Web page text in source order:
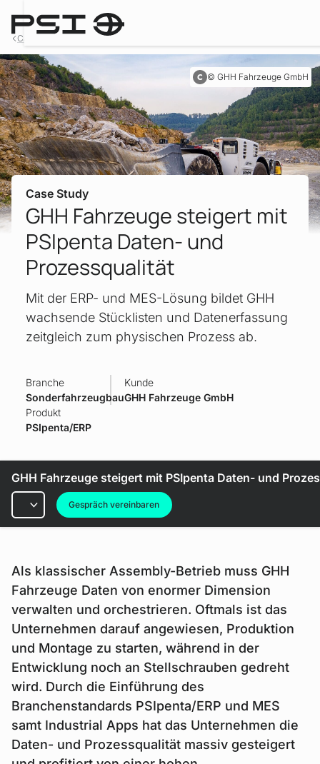
Case Studies
GHH Fahrzeuge GmbH
Case Study
GHH Fahrzeuge steigert mit
PSIpenta Daten- und
Prozessqualität
Mit der ERP- und MES-Lösung bildet GHH
wachsende Stücklisten und Datenerfassung
zeitgleich zum physischen Prozess ab.
Branche
Sonderfahrzeugbau
Kunde
GHH Fahrzeuge GmbH
Produkt
PSIpenta/ERP
GHH Fahrzeuge steigert mit PSIpenta Daten- und
Rubriken
Gespräch vereinbaren
Als klassischer Assembly-Betrieb muss GHH
Fahrzeuge Daten von enormer Dimension
verwalten und orchestrieren. Oftmals ist das
Unternehmen darauf angewiesen, Produktion
und Montage zu starten, während in der
Entwicklung noch an Stellschrauben gedreht
wird. Durch die Einführung des
Branchenstandards PSIpenta/ERP und MES
samt Industrial Apps hat das Unternehmen die
Daten- und Prozessqualität massiv gesteigert